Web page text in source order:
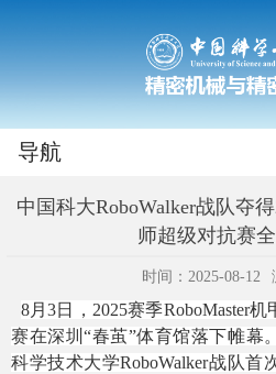
导航
中国科大RoboWalker战队夺
师超级对抗赛
时间：2025-08-12
8月3日，2025赛季RoboMaster
赛在深圳“春茧”体育馆落下帷幕
科学技术大学RoboWalker战队